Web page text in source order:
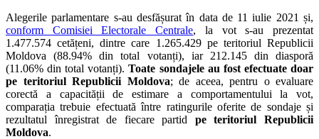
Alegerile parlamentare s-au desfășurat în data de 11 iulie 2021 și,
conform Comisiei Electorale Centrale, la vot s-au prezentat
1.477.574 cetățeni, dintre care 1.265.429 pe teritoriul Republicii
Moldova (88.94% din total votanți), iar 212.145 din diasporă
(11.06% din total votanți).Toate sondajele au fost efectuate doar
pe teritoriul Republicii Moldova; de aceea, pentru o evaluare
corectă a capacității de estimare a comportamentului la vot,
comparația trebuie efectuată între ratingurile oferite de sondaje și
rezultatul înregistrat de fiecare partid pe teritoriul Republicii
Moldova.